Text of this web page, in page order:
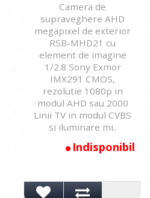
Camera de
supraveghere AHD
megapixel de exterior
RSB-MHD21 cu
element de imagine
1/2.8 Sony Exmor
IMX291 CMOS,
rezolutie 1080p in
modul AHD sau 2000
Linii TV in modul CVBS
si iluminare mi..
Indisponibil